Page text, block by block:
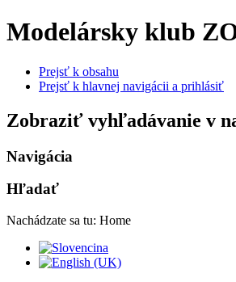
Modelársky klub
Prejsť k obsahu
Prejsť k hlavnej navigácii a prihlásiť
Zobraziť vyhľadávanie v
Navigácia
Hľadať
Nachádzate sa tu: Home